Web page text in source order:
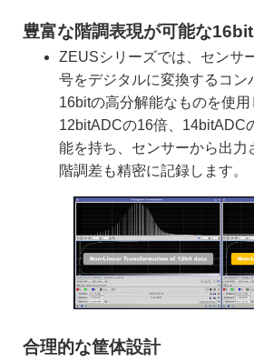
豊富な階調表現が可能な
ZEUSシリーズでは、センサ
号をデジタルに変換するコン
16bitの高分解能なものを使用
12bitADCの16倍、14bitADC
能を持ち、センサーから出力
階調差も精密に記録します。
合理的な筐体設計